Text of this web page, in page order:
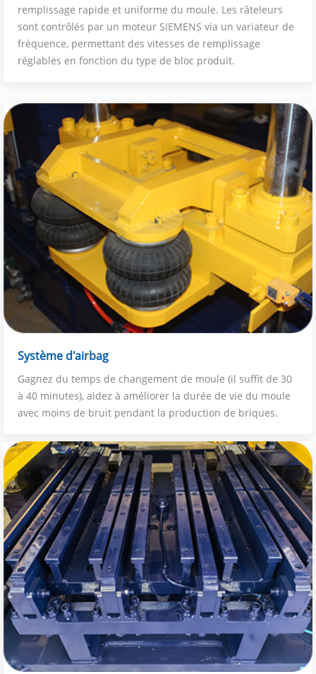
remplissage rapide et uniforme du moule. Les râteleurs
sont contrôlés par un moteur SIEMENS via un variateur de
fréquence, permettant des vitesses de remplissage
réglables en fonction du type de bloc produit.
Système d'airbag
Gagnez du temps de changement de moule (il suffit de 30
à 40 minutes), aidez à améliorer la durée de vie du moule
avec moins de bruit pendant la production de briques.